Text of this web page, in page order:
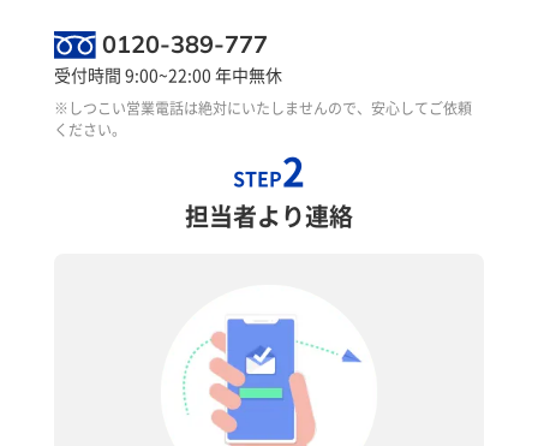
0120-389-777
受付時間 9:00~22:00 年中無休
※しつこい営業電話は絶対にいたしませんので、安心してご依頼
ください。
STEP2
担当者より連絡